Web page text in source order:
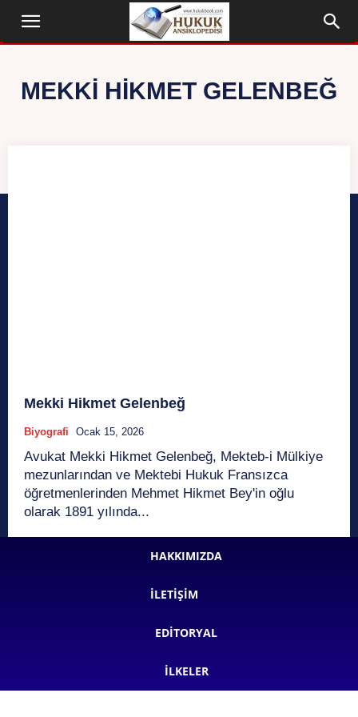
MEKKI HIKMET GELENBEĞ
Mekki Hikmet Gelenbeğ
Biyografi Ocak 15, 2026
Avukat Mekki Hikmet Gelenbeğ, Mekteb-i Mülkiye
mezunlarından ve Mektebi Hukuk Fransızca
öğretmenlerinden Mehmet Hikmet Bey'in oğlu
olarak 1891 yılında...
HAKKIMIZDA
İLETIŞIM
EDITORYAL
İLKELER